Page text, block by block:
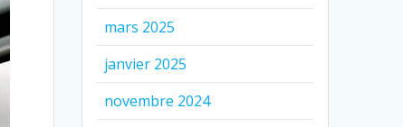
mars 2025
janvier 2025
novembre 2024